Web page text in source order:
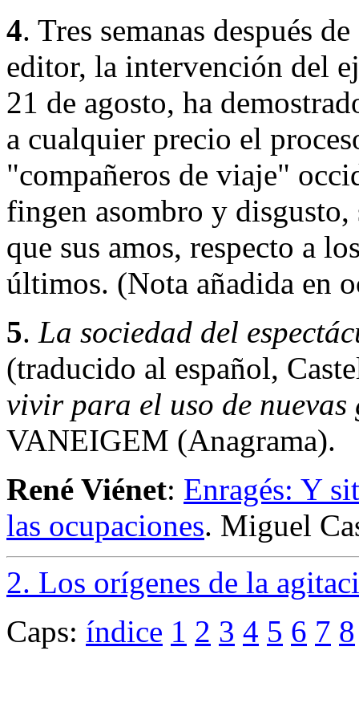
4. Tres semanas después
editor, la intervención del
21 de agosto, ha
a cualquier precio el
"compañeros de viaje"
fingen asombro y
que sus amos, respecto a
últimos. (Nota añadida en
5. La sociedad del
(traducido al español,
vivir para el uso de nuevas
VANEIGEM (Anagrama).
René Viénet: Enragés: Y
las ocupaciones. Miguel
2. Los orígenes de la
Caps: índice 1 2 3 4 5 6 7 8